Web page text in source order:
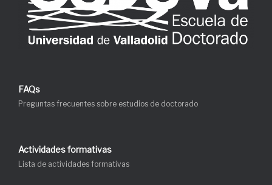
FAQs
Preguntas frecuentes sobre estudios de doctorado
Actividades formativas
Lista de actividades formativas